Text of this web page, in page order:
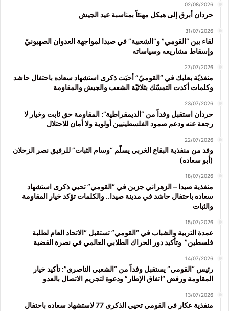
02/08/2026
حردان أبرق إلى هيكل مهنئاً بمناسبة عيد الجيش
31/07/2026
لقاء بين “القومي” و”الشعبية” في صيدا لمواجهة العدوان الصهيونيّ
وإسقاط مشاريعه وسياساته
27/07/2026
منفذيّة بعلبك في “القوميّ” أحيَت ذكرى استشهاد سعاده باحتفال حاشد
وكلمات أكدت التمسّك بثلاثيّة الشعب والجيش والمقاومة
23/07/2026
حردان استقبل وفداً من “الديمقراطية”: المقاومة حق ثابت وخيار لا
رجعة عنه ودعم صمود الفلسطينيين أولوية ولا أمان للاحتلال
22/07/2026
وفد من منفذية البقاع الغربي يسلّم “وسام الثبات” للرفيق نصر الزحلان
(أبو سعاده)
18/07/2026
منفذية صيدا – الزهراني جزين في “القومي” تحيي ذكرى استشهاد
سعاده باحتفال حاشد في مدينة صيدا.. والكلمات تؤكد خيار المقاومة
والثبات
15/07/2026
عمدة التربية والشباب في “القومي” تستقبل “الاتحاد العام لطلبة
فلسطين” وتأكيد دور الحراك الطلابي العالمي في نصرة القضية
14/07/2026
رئيس “القومي” يستقبل وفداً من “الشعبي الناصري”: تأكيد خيار
المقاومة ورفض “اتفاق الإطار” ودعوة لتجريم الاتصال بالعدو
13/07/2026
منفذية عكار في القومي تحيي الذكرى 77 لاستشهاد سعاده باحتفال